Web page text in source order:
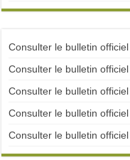
Consulter le bulletin
Consulter le bulletin
Consulter le bulletin
Consulter le bulletin
Consulter le bulletin